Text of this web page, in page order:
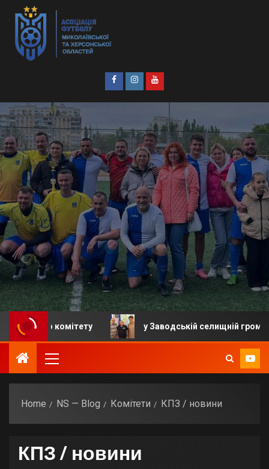
у Заводській селищній громаді відбулося
Home NS — Blog Комітети КПЗ / новини
КПЗ / новини